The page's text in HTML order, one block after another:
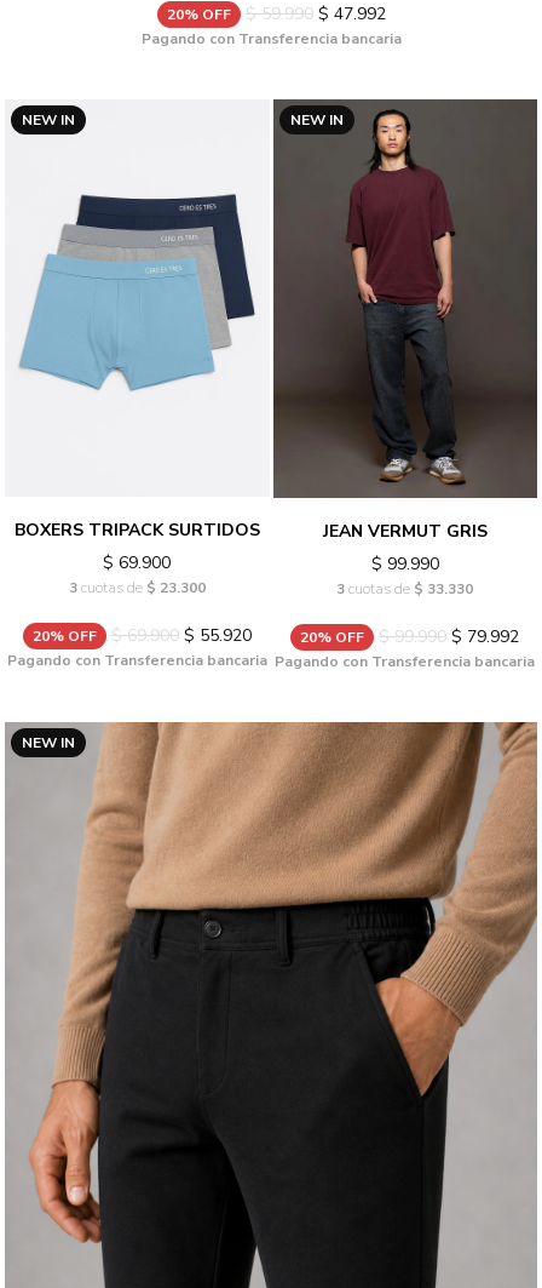
20% OFF $ 59.990$ 47.992
Pagando con Transferencia bancaria
NEW IN
BOXERS TRIPACK SURTIDOS
$ 69.900
3cuotas de $ 23.300
20% OFF $ 69.900$ 55.920
Pagando con Transferencia bancaria
NEW IN
JEAN VERMUT GRIS
$ 99.990
3cuotas de $ 33.330
20% OFF $ 99.990 $ 79.992
Pagando con Transferencia bancaria
NEW IN